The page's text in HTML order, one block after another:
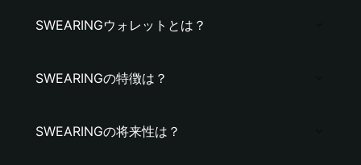
SWEARINGウォレットとは？
SWEARINGの特徴は？
SWEARINGの将来性は？